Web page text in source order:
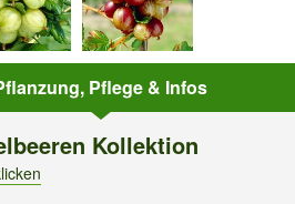
Pflege & Infos
Kollektion